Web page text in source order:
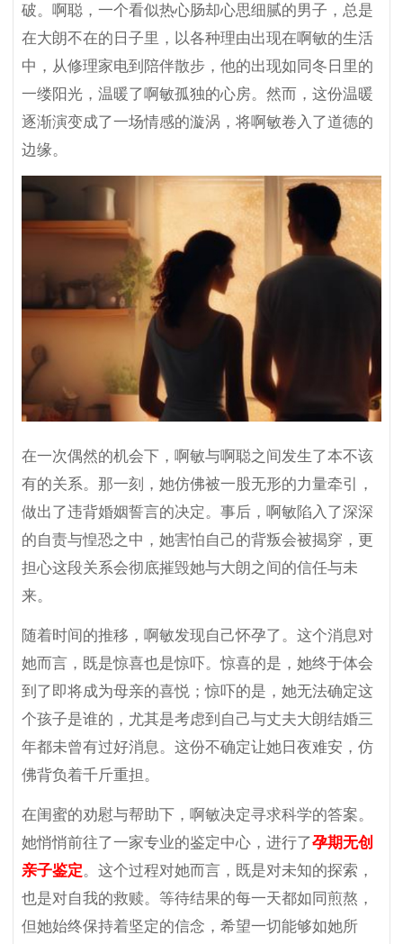
破。啊聪，一个看似热心肠却心思细腻的男子，总是
在大朗不在的日子里，以各种理由出现在啊敏的生活
中，从修理家电到陪伴散步，他的出现如同冬日里的
一缕阳光，温暖了啊敏孤独的心房。然而，这份温暖
逐渐演变成了一场情感的漩涡，将啊敏卷入了道德的
边缘。
在一次偶然的机会下，啊敏与啊聪之间发生了本不该
有的关系。那一刻，她仿佛被一股无形的力量牵引，
做出了违背婚姻誓言的决定。事后，啊敏陷入了深深
的自责与惶恐之中，她害怕自己的背叛会被揭穿，更
担心这段关系会彻底摧毁她与大朗之间的信任与未
来。
随着时间的推移，啊敏发现自己怀孕了。这个消息对
她而言，既是惊喜也是惊吓。惊喜的是，她终于体会
到了即将成为母亲的喜悦；惊吓的是，她无法确定这
个孩子是谁的，尤其是考虑到自己与丈夫大朗结婚三
年都未曾有过好消息。这份不确定让她日夜难安，仿
佛背负着千斤重担。
在闺蜜的劝慰与帮助下，啊敏决定寻求科学的答案。
她悄悄前往了一家专业的鉴定中心，进行了孕期无创
亲子鉴定。这个过程对她而言，既是对未知的探索，
也是对自我的救赎。等待结果的每一天都如同煎熬，
但她始终保持着坚定的信念，希望一切能够如她所